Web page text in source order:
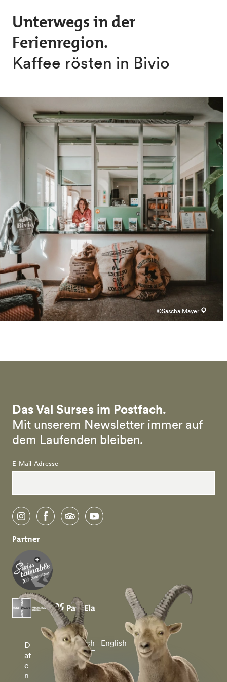
Unterwegs in der
Ferienregion.
Kaffee rösten in Bivio
©Sascha Mayer
Das Val Surses im Postfach.
Mit unserem Newsletter immer auf
dem Laufenden bleiben.
E-Mail-Adresse
instagramfacebooktripadvisoryoutube
Partner
D
at
e
n
Deutsch English